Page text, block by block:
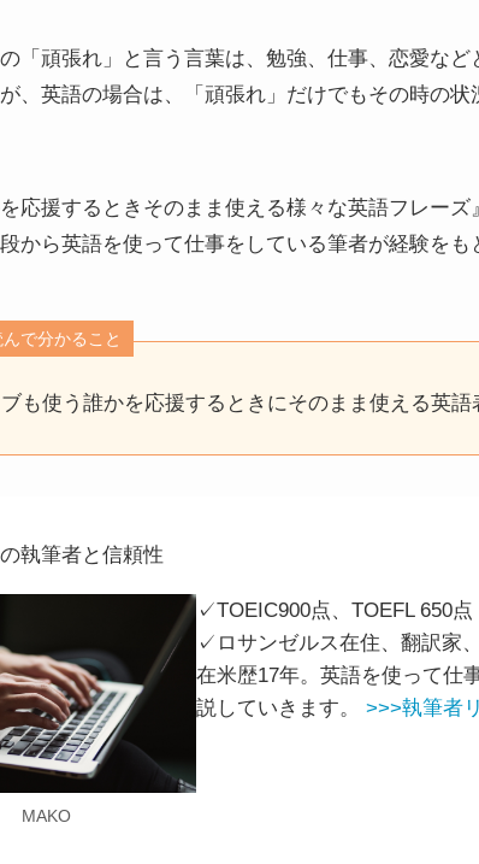
「頑張れ」と言う言葉は、勉強、仕事、恋愛な
、英語の場合は、「頑張れ」だけでもその時の
応援するときそのまま使える様々な英語フレーズ
から英語を使って仕事をしている筆者が経験をも
で分かること
も使う誰かを応援するときにそのまま使える英語
執筆者と信頼性
MAKO
✓TOEIC900点、TOEFL 650点
✓ロサンゼルス在住、翻訳家
在米歴17年。英語を使って仕
説していきます。 >>>執筆者